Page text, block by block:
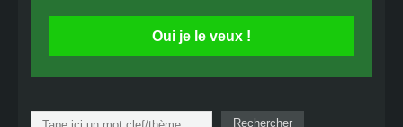
Oui je le veux !
Rechercher Rechercher